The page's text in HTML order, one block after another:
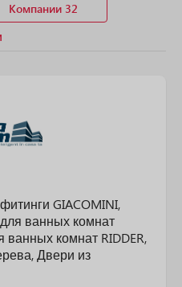
Компании 32
GIACOMINI,
ванных комнат
комнат RIDDER,
Двери из